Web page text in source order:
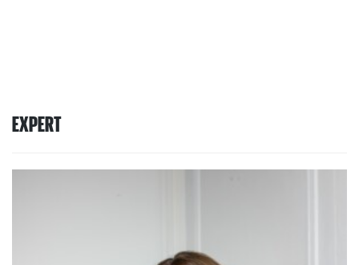
EXPERT